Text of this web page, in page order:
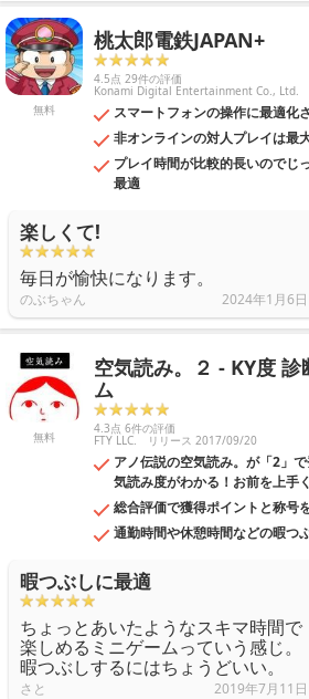
無料
桃太郎電鉄JAPAN+
4.5点 29件の評価
Konami Digital Entertainment Co., Ltd.
スマートフォンの操作に最適化
非オンラインの対人プレイは最
プレイ時間が比較的長いのでじ
最適
楽しくて!
毎日が愉快になります。
のぶちゃん 2024年1月6日
無料
空気読み。２ - KY度
ム
4.3点 6件の評価
FTY LLC. リリース 2017/09/20
アノ伝説の空気読み。が「2」
気読み度がわかる！お前を上手
総合評価で獲得ポイントと称号
通勤時間や休憩時間などの暇つ
暇つぶしに最適
ちょっとあいたようなスキマ時間で
楽しめるミニゲームっていう感じ。
暇つぶしするにはちょうどいい。
さと 2019年7月11日